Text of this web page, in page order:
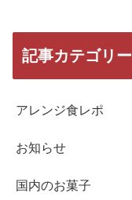
記事カテゴリー
アレンジ食レポ
お知らせ
国内のお菓子